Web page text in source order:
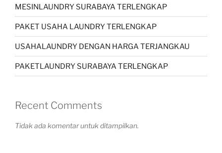
MESINLAUNDRY SURABAYA TERLENGKAP
PAKET USAHA LAUNDRY TERLENGKAP
USAHALAUNDRY DENGAN HARGA TERJANGKAU
PAKETLAUNDRY SURABAYA TERLENGKAP
Recent Comments
Tidak ada komentar untuk ditampilkan.